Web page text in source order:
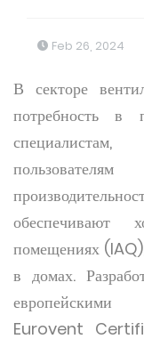
Feb 26, 2024
В секторе
потребность в
обеспечивают
помещениях
в домах.
европейскими
Eurovent